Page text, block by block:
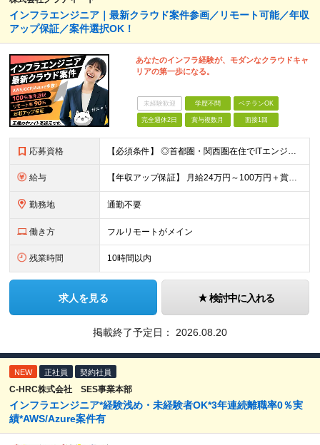
インフラエンジニア｜最新クラウド案件参画／リモート可能／年収
アップ保証／案件選択OK！
あなたのインフラ経験が、モダンなクラウドキャ
リアの第一歩になる。
未経験歓迎 学歴不問 ベテランOK
完全週休2日 賞与複数月 面接1回
応募資格 【必須条件】 ◎⾸都圏・関⻄圏在住でITエンジニアとしての実務経験が3年以上ある⽅（開発・インフラいずれも歓迎） →⾸都圏（東京、神奈川、千葉、埼⽟）、関⻄圏（⼤阪、兵庫、京都）在住のITエンジニア採
給与 【年収アップ保証】 月給24万円～100万円＋賞与（年3回）＋諸手当 ◆想定年収432万円〜1200万円(経験・スキルを考慮し決定) ※年収アップ保証付帯 ◆基本給には⽉20時間分の固定残業代(31,
勤務地 通勤不要
働き方 フルリモートがメイン
残業時間 10時間以内
求人を見る 検討中に入れる
掲載終了予定日： 2026.08.20
NEW 正社員 契約社員
C-HRC株式会社 SES事業本部
インフラエンジニア*経験浅め・未経験者OK*3年連続離職率0％実
績*AWS/Azure案件有